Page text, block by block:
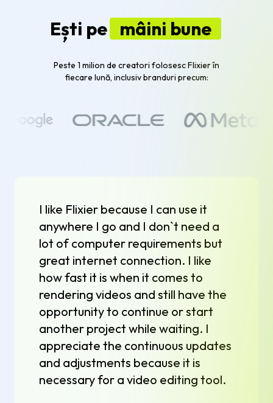
Ești pe mâini bune
Peste 1 milion de creatori folosesc Flixier în
fiecare lună, inclusiv branduri precum:
I like Flixier because I can use it
anywhere I go and I don`t need a
lot of computer requirements but
great internet connection. I like
how fast it is when it comes to
rendering videos and still have the
opportunity to continue or start
another project while waiting. I
appreciate the continuous updates
and adjustments because it is
necessary for a video editing tool.